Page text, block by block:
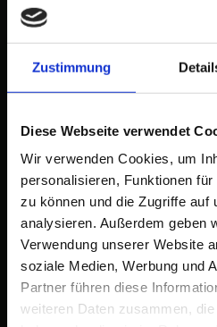
Zustimmung
Diese Webseite verwendet
Wir verwenden Cookies, um
personalisieren, Funktionen
zu können und die Zugriffe auf
analysieren. Außerdem geben
Verwendung unserer Website
soziale Medien, Werbung und
Partner führen diese
weiteren Daten zusammen,